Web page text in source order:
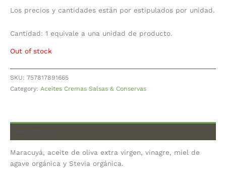
Los precios y cantidades están por estipulados por unidad.
Cantidad: 1 equivale a una unidad de producto.
Out of stock
SKU: 757817891665
Category: Aceites Cremas Salsas & Conservas
Maracuyá, aceite de oliva extra virgen, vinagre, miel de
agave orgánica y Stevia orgánica.